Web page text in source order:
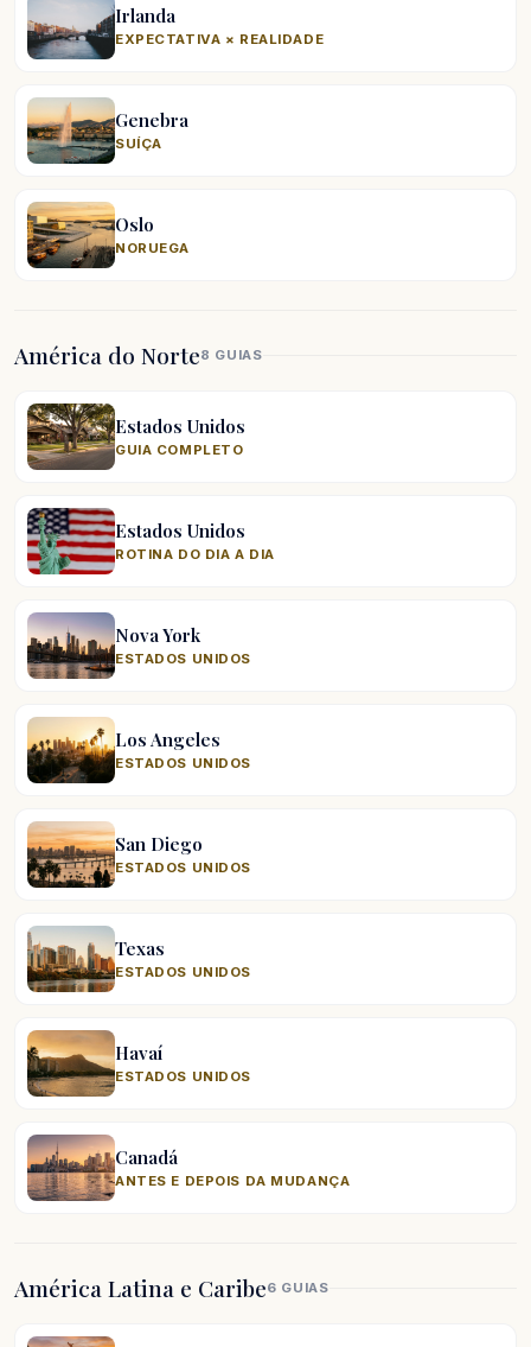
Irlanda
EXPECTATIVA × REALIDADE
Genebra
SUÍÇA
Oslo
NORUEGA
América do Norte8 GUIAS
Estados Unidos
GUIA COMPLETO
Estados Unidos
ROTINA DO DIA A DIA
Nova York
ESTADOS UNIDOS
Los Angeles
ESTADOS UNIDOS
San Diego
ESTADOS UNIDOS
Texas
ESTADOS UNIDOS
Havaí
ESTADOS UNIDOS
Canadá
ANTES E DEPOIS DA MUDANÇA
América Latina e Caribe6 GUIAS